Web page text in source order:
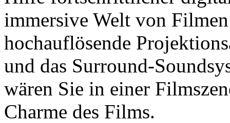
immersive Welt von
hochauflösende
und das Surround-
wären Sie in einer
Charme des Films.